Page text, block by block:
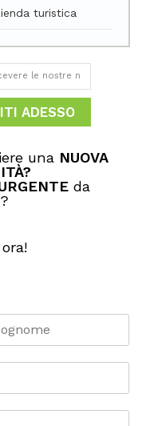
turistica
ADESSO
unaNUOVA
da